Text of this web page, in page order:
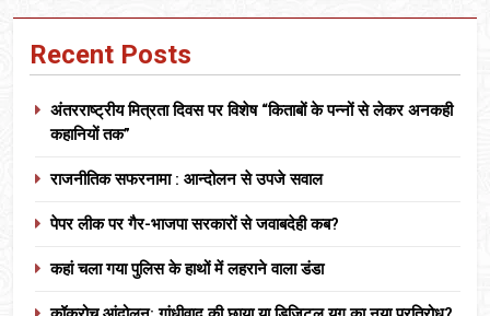
Recent Posts
अंतरराष्ट्रीय मित्रता दिवस पर विशेष “किताबों के पन्नों से लेकर अनकही
कहानियों तक”
राजनीतिक सफरनामा : आन्दोलन से उपजे सवाल
पेपर लीक पर गैर-भाजपा सरकारों से जवाबदेही कब?
कहां चला गया पुलिस के हाथों में लहराने वाला डंडा